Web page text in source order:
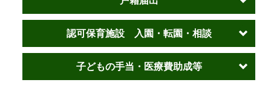
認可保育施設 入園・転園・相談
子どもの手当・医療費助成等